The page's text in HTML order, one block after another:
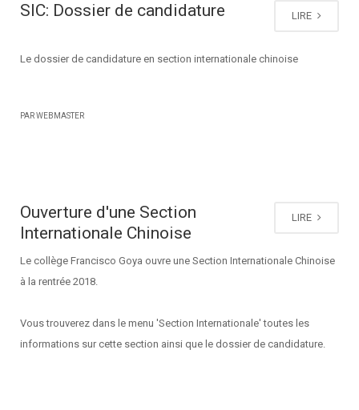
LIRE
SIC: Dossier de candidature
Le dossier de candidature en section internationale chinoise
PAR WEBMASTER
LIRE
Ouverture d'une Section
Internationale Chinoise
Le collège Francisco Goya ouvre une Section Internationale Chinoise
à la rentrée 2018.
Vous trouverez dans le menu 'Section Internationale' toutes les
informations sur cette section ainsi que le dossier de candidature.